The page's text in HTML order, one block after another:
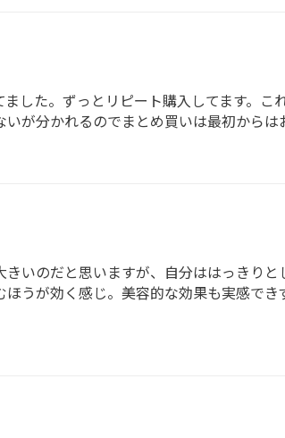
した。ずっとリピート購入してます。こ
が分かれるのでまとめ買いは最初からは
いのだと思いますが、自分ははっきりと
うが効く感じ。美容的な効果も実感で